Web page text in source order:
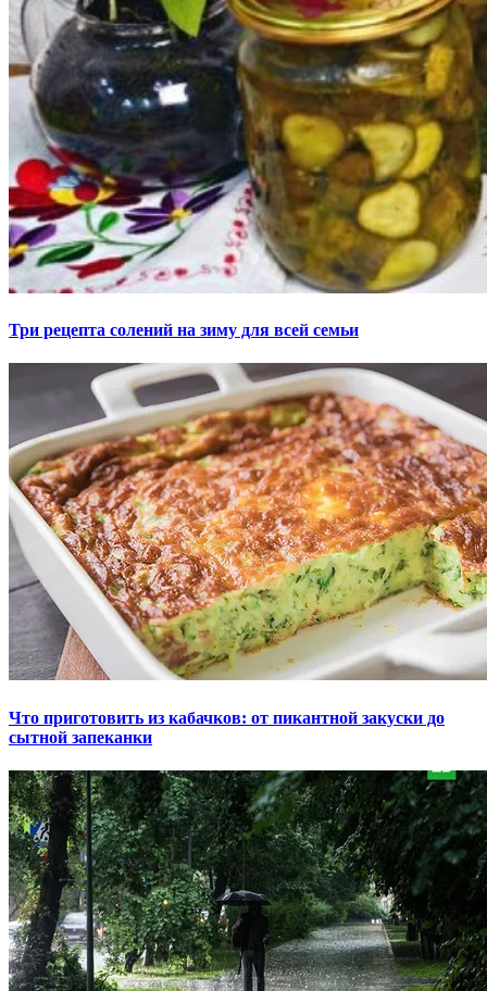
Три рецепта солений на зиму для всей семьи
Что приготовить из кабачков: от пикантной закуски до
сытной запеканки